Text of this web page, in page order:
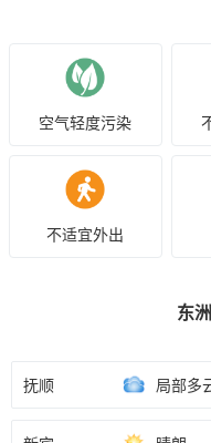
空气轻度污染
不适宜外出
东
抚顺 局部多